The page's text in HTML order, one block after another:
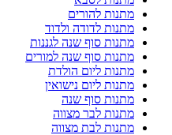
מתנות להורים
מתנות לדודה ולדוד
מתנות סוף שנה לגננות
מתנות סוף שנה למורים
מתנות ליום הולדת
מתנות ליום נישואין
מתנות סוף שנה
מתנות לבר מצווה
מתנות לבת מצווה